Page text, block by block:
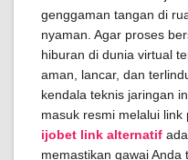
genggaman tangan di
nyaman. Agar proses
hiburan di dunia virtual
aman, lancar, dan
kendala teknis jaringan
masuk resmi melalui
ijobet link alternatif
memastikan gawai